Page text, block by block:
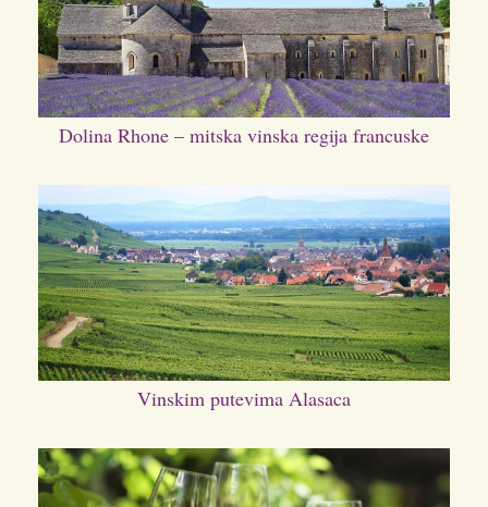
Dolina Rhone – mitska vinska regija francuske
Vinskim putevima Alasaca